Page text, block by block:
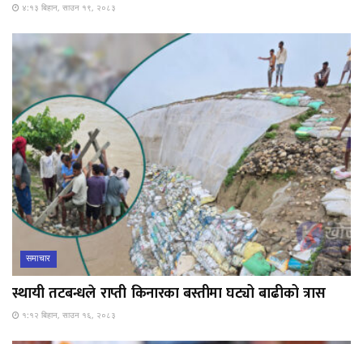
४:१३ बिहान, साउन १९, २०८३
समाचार
स्थायी तटबन्धले राप्ती किनारका बस्तीमा घट्यो बाढीको त्रास
१:१२ बिहान, साउन १६, २०८३